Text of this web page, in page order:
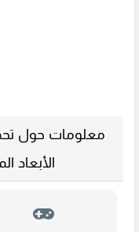
معلومات حول
الأبعاد